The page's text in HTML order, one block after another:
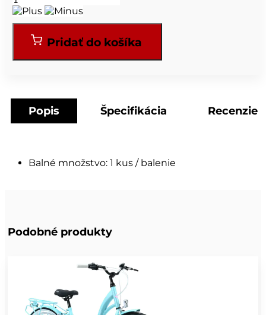
Pridať do košíka
Popis Špecifikácia Recenzie
Balné množstvo: 1 kus / balenie
Podobné produkty